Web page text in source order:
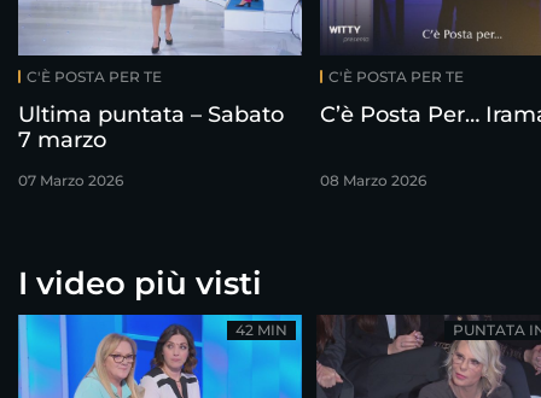
C'È POSTA PER TE
Ultima puntata – Sabato
7 marzo
07 Marzo 2026
C'È POSTA PER TE
C’è Posta Per…
08 Marzo 2026
I video più visti
42 MIN PUNTATA